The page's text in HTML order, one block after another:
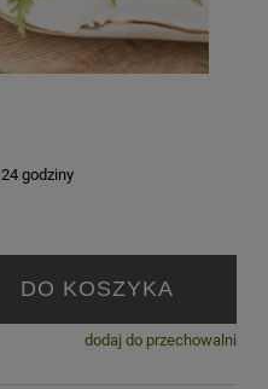
24 godziny
DO KOSZYKA
dodaj do przechowalni